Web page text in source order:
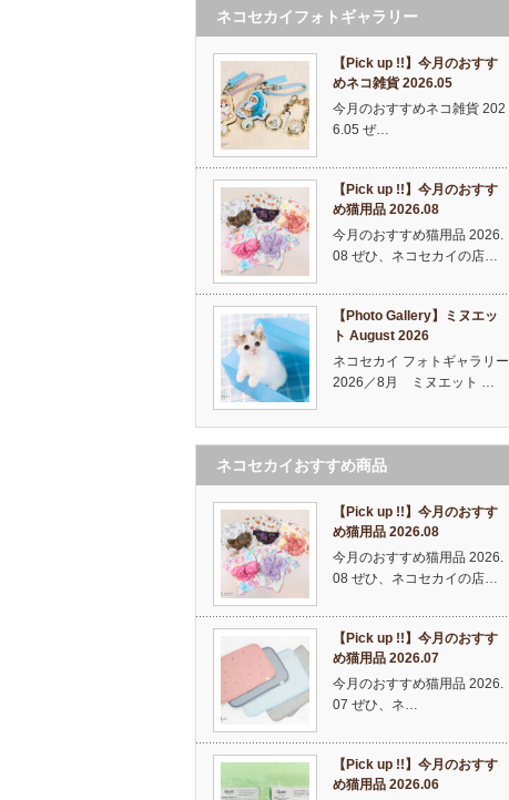
ネコセカイフォトギャラリー
【Pick up !!】今月のおすす
めネコ雑貨 2026.05
今月のおすすめネコ雑貨 202
6.05 ぜ…
【Pick up !!】今月のおすす
め猫用品 2026.08
今月のおすすめ猫用品 2026.
08 ぜひ、ネコセカイの店…
【Photo Gallery】ミヌエッ
ト August 2026
ネコセカイ フォトギャラリー
2026／8月 ミヌエット …
ネコセカイおすすめ商品
【Pick up !!】今月のおすす
め猫用品 2026.08
今月のおすすめ猫用品 2026.
08 ぜひ、ネコセカイの店…
【Pick up !!】今月のおすす
め猫用品 2026.07
今月のおすすめ猫用品 2026.
07 ぜひ、ネ…
【Pick up !!】今月のおすす
め猫用品 2026.06